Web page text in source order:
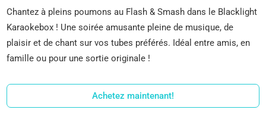
Chantez à pleins poumons au Flash & Smash dans le Blacklight
Karaokebox ! Une soirée amusante pleine de musique, de
plaisir et de chant sur vos tubes préférés. Idéal entre amis, en
famille ou pour une sortie originale !
Achetez maintenant!